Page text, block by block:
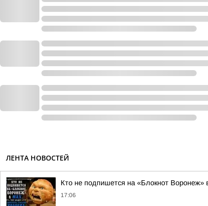
ЛЕНТА НОВОСТЕЙ
Кто не подпишется на «Блокнот
17:06